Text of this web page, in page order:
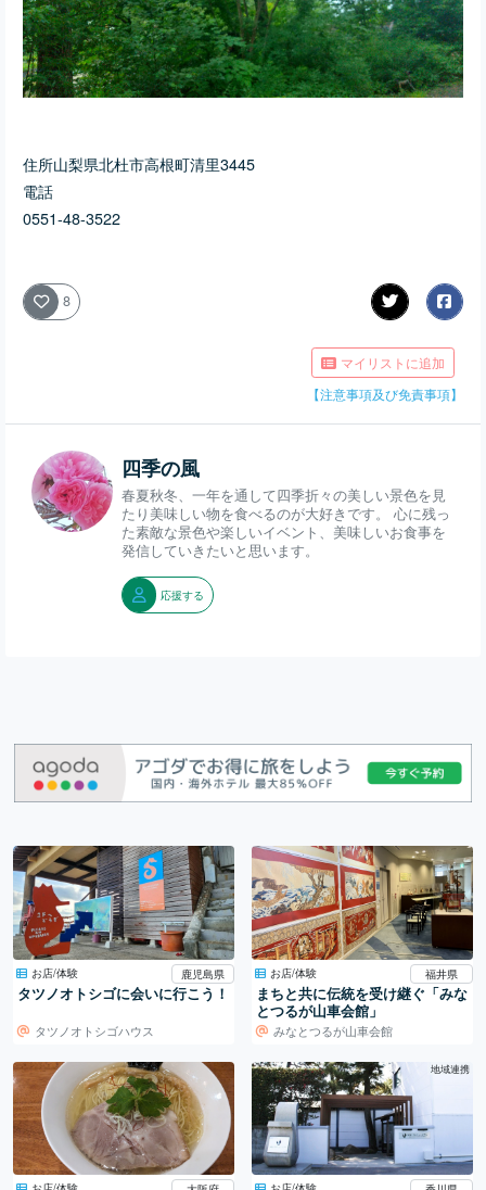
住所山梨県北杜市高根町清里3445
電話
0551-48-3522
8
マイリストに追加
【注意事項及び免責事項】
四季の風
春夏秋冬、一年を通して四季折々の美しい景色を見
たり美味しい物を食べるのが大好きです。 心に残っ
た素敵な景色や楽しいイベント、美味しいお食事を
発信していきたいと思います。
応援する
お店/体験 鹿児島県
タツノオトシゴに会いに行こう！
タツノオトシゴハウス
お店/体験 福井県
まちと共に伝統を受け継ぐ「みな
とつるが山車会館」
みなとつるが山車会館
地域連携